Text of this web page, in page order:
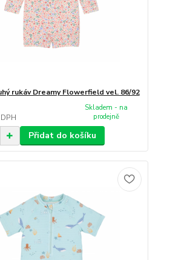
rukáv Dreamy Flowerfield vel. 86/92
Skladem - na
prodejně
Přidat do košíku